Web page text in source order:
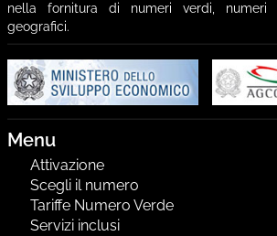
nella fornitura di numeri verdi, numeri
geografici.
Menu
Attivazione
Scegli il numero
Tariffe Numero Verde
Servizi inclusi